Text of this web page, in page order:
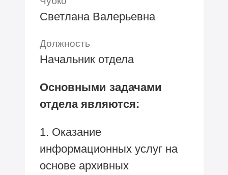
Светлана Валерьевна
Должность
Начальник отдела
Основными задачами
отдела являются:
1. Оказание
информационных услуг на
основе архивных